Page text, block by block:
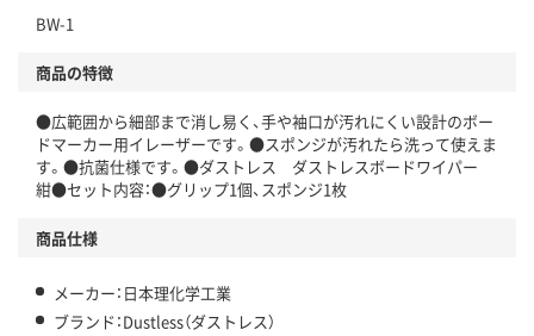
BW-1
商品の特徴
●広範囲から細部まで消し易く、手や袖口が汚れにくい設計のボー
ドマーカー用イレーザーです。●スポンジが汚れたら洗って使えま
す。●抗菌仕様です。●ダストレス ダストレスボードワイパー
紺●セット内容：●グリップ1個、スポンジ1枚
商品仕様
メーカー：日本理化学工業
ブランド：Dustless（ダストレス）